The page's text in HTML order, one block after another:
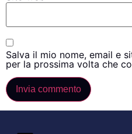
Salva il mio nome, email e
per la prossima volta che